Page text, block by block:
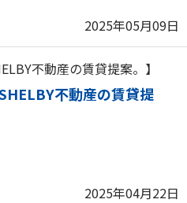
2025年05月09日
不動産の賃貸提
2025年04月22日